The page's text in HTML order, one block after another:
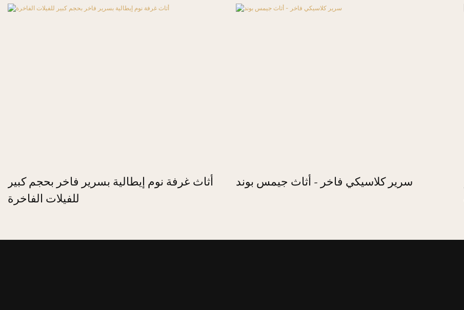
أثاث غرفة نوم إيطالية بسرير فاخر بحجم كبير
للفيلات الفاخرة
سرير كلاسيكي فاخر - أثاث جيمس بوند